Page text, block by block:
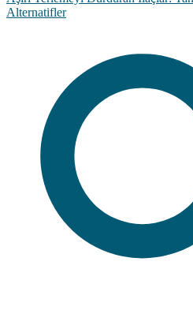
Alternatifler